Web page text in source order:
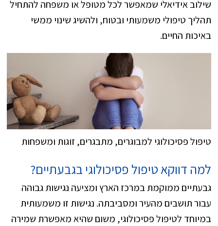
שילוב אידיאלי שמאפשר לכל מטופל או משפחה להתחיל
תהליך טיפולי משמעותי ובטוח, ולהשיג שינוי ממשי
באיכות החיים.
טיפול פסיכולוגי למבוגרים, מתבגרים, זוגות ומשפחות
למה דווקא טיפול פסיכולוגי בגבעתיים?
גבעתיים ממוקמת במרכז הארץ ומציעה נגישות גבוהה
עבור תושבים מהעיר ומסביבתה. נגישות זו משמעותית
במיוחד לטיפול פסיכולוגי, משום שהיא מאפשרת שמירה